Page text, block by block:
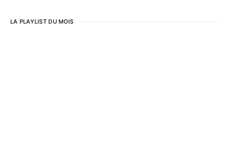
LA PLAYLIST DU MOIS